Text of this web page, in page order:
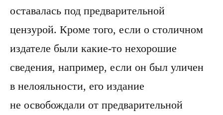
оставалась под предварительной
цензурой. Кроме того, если о столичном
издателе были какие-то нехорошие
сведения, например, если он был уличен
в нелояльности, его издание
не освобождали от предварительной